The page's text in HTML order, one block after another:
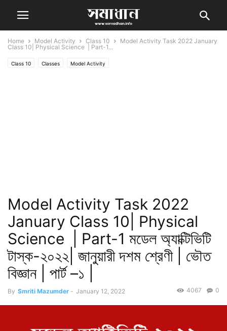
Home Model Activity Class 10
Model Activity Task 2022 January
Class 10| Physical Science | Part-1...
Class 10 Classes Model Activity
Model Activity Task 2022
January Class 10| Physical
Science | Part-1 মডেল অ্যাক্টিভিটি
টাস্ক-২০২২| জানুয়ারী দশম শ্রেণী | ভৌত
বিজ্ঞান | পার্ট –১ |
By Smriti Mazumder - January 12, 2022 0
4067